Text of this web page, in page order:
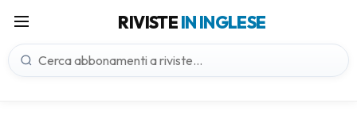
RIVISTEIN INGLESE